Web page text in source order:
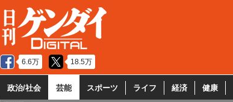
6.6万 18.5万
政治/社会 芸能 スポーツ ライフ 経済 健康